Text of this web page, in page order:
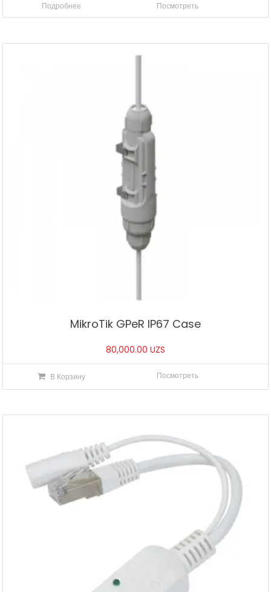
Подробнее Посмотреть
MikroTik GPeR IP67 Case
80,000.00 UZS
В Корзину Посмотреть